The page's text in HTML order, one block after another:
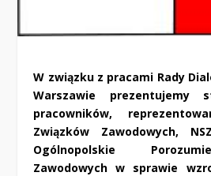
W związku z pracami Rady
Warszawie prezentujemy
pracowników,
Związków Zawodowych,
Ogólnopolskie
Zawodowych w sprawie